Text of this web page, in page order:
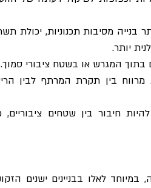
יותר.
המגרש או בשטח ציבורי סמוך.